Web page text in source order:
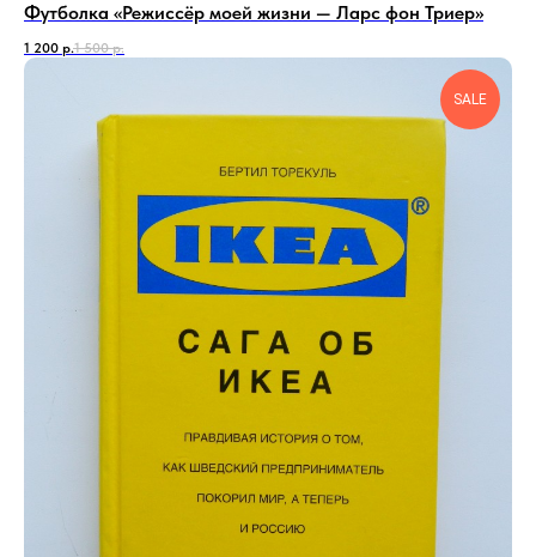
Футболка «Режиссёр моей жизни — Ларс фон Триер»
1 200 р.1 500 р.
SALE